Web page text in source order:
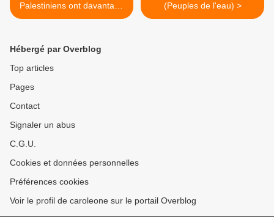
Palestiniens ont davantage
utilisé des moyens
(Peuples de l'eau) >
Hébergé par Overblog
Top articles
Pages
Contact
Signaler un abus
C.G.U.
Cookies et données personnelles
Préférences cookies
Voir le profil de caroleone sur le portail Overblog